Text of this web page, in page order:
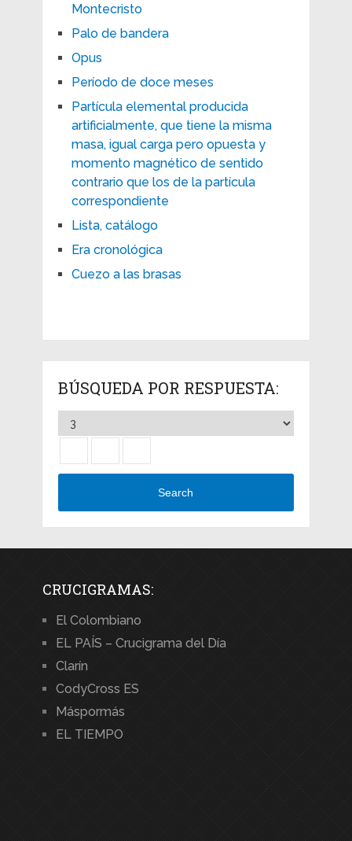
Montecristo
Palo de bandera
Opus
Período de doce meses
Partícula elemental producida
artificialmente, que tiene la misma
masa, igual carga pero opuesta y
momento magnético de sentido
contrario que los de la partícula
correspondiente
Lista, catálogo
Era cronológica
Cuezo a las brasas
BÚSQUEDA POR RESPUESTA:
Search
CRUCIGRAMAS:
El Colombiano
EL PAÍS – Crucigrama del Día
Clarín
CodyCross ES
Máspormás
EL TIEMPO